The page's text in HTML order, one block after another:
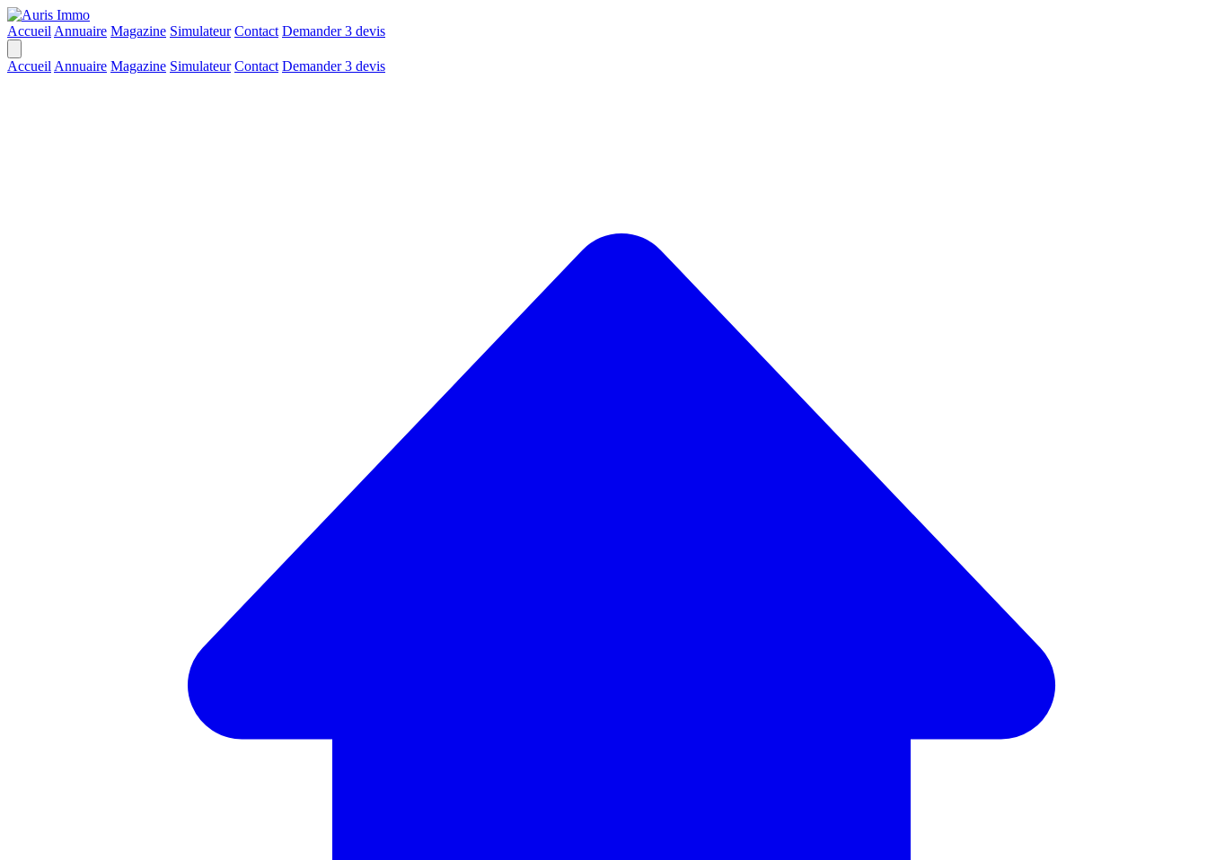
Accueil Annuaire Magazine Simulateur Contact Demander 3 devis
Accueil Annuaire Magazine Simulateur Contact Demander 3 devis